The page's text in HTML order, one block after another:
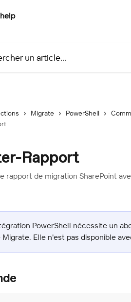
Migrate PowerShell
Rapport
rapport de migration SharePoint
PowerShell nécessite un
Migrate. Elle n'est pas disponible